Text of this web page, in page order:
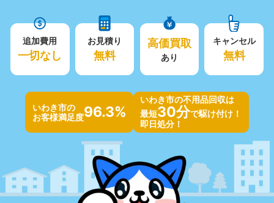
追加費用
一切なし
お見積り
無料
高価買取
あり
キャンセル
無料
いわき市の
お客様満足度96.3%
いわき市の不用品回収は
最短30分で駆け付け！
即日処分！